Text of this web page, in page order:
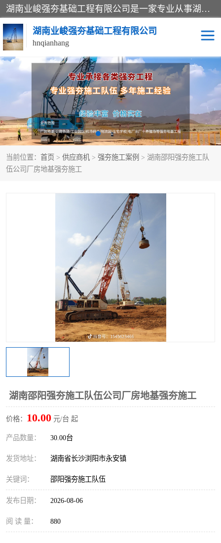
湖南业峻强夯基础工程有限公司是一家专业从事湖南强夯基础工程、强夯机租赁，地基处理的施工单位。业务覆盖：湖南、广东，江西等地。可承接1000KN.m-25000KN.m强夯（置换）工程。公司创始人是国内较早期从事强夯施工的建设者，经过多年的一步一个脚印的发展，在行业内具有较高的度和良好的口碑。
湖南业峻强夯基础工程有限公司
hnqianhang
当前位置： 首页 > 供应商机 > 强夯施工案例 > 湖南邵阳强夯施工队
伍公司厂房地基强夯施工
湖南邵阳强夯施工队伍公司厂房地基强夯施工
价格： 10.00 元/台 起
产品数量： 30.00台
发货地址： 湖南省长沙浏阳市永安镇
关键词： 邵阳强夯施工队伍
发布日期： 2026-08-06
阅 读 量： 880
强夯施工案例 强夯机租赁
强夯施工工程 强夯施工队伍
强夯队伍